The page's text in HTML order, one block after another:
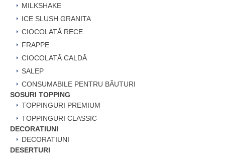
MILKSHAKE
ICE SLUSH GRANITA
CIOCOLATĂ RECE
FRAPPE
CIOCOLATĂ CALDĂ
SALEP
CONSUMABILE PENTRU BĂUTURI
SOSURI TOPPING
TOPPINGURI PREMIUM
TOPPINGURI CLASSIC
DECORATIUNI
DECORATIUNI
DESERTURI